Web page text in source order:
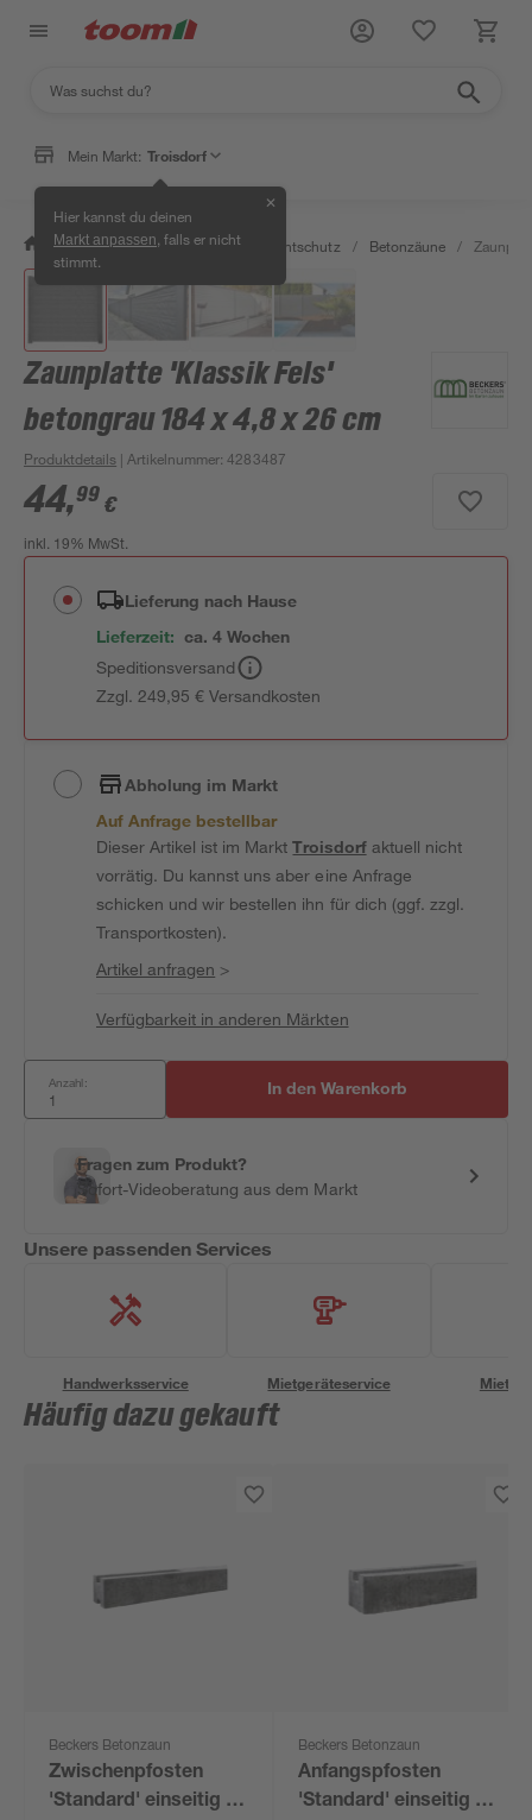
Mein Markt: Troisdorf
Hier kannst du deinen
Markt anpassen , falls er nicht
stimmt.
✕
/ Garten & Freizeit / Zäune & Sichtschutz / Betonzäune /
Zaunplatte 'Klassik Fels'
betongrau 184 x 4,8 x 26 cm
Produktdetails | Artikelnummer:4283487
44,99 €
inkl. 19% MwSt.
Lieferung nach Hause
Lieferzeit: ca. 4 Wochen
Speditionsversand
Zzgl. 249,95 € Versandkosten
Abholung im Markt
Auf Anfrage bestellbar
Dieser Artikel ist im MarktTroisdorfaktuell nicht
vorrätig. Du kannst uns aber eine Anfrage
schicken und wir bestellen ihn für dich (ggf. zzgl.
Transportkosten).
Artikel anfragen >
Verfügbarkeit in anderen Märkten
Anzahl: In den Warenkorb
Fragen zum Produkt?
Sofort-Videoberatung aus dem Markt
Unsere passenden Services
Handwerksservice Mietgeräteservice
Häufig dazu gekauft
Beckers Betonzaun
Zwischenpfosten
'Standard' einseitig 11
Beckers Betonzaun
Anfangspfosten
'Standard' einseitig 11